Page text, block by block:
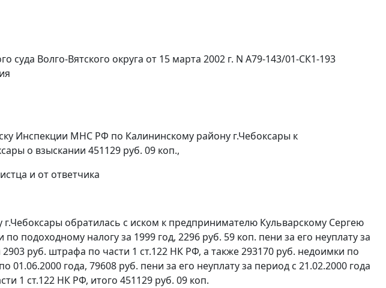
суда Волго-Вятского округа от 15 марта 2002 г. N А79-143/01-СК1-193
Инспекции МНС РФ по Калининскому району г.Чебоксары к
о взыскании 451129 руб. 09 коп.,
и от ответчика
обратилась с иском к предпринимателю Кульварскому Сергею
подоходному налогу за 1999 год, 2296 руб. 59 коп. пени за его неуплату за
2903 руб. штрафа по части 1 ст.122 НК РФ, а также 293170 руб. недоимки по
01.06.2000 года, 79608 руб. пени за его неуплату за период с 21.02.2000 года
1 ст.122 НК РФ, итого 451129 руб. 09 коп.